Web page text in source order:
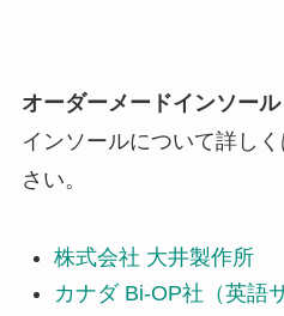
オーダーメードインソール
インソールについて詳し
さい。
株式会社 大井製作所
カナダ Bi-OP社（英語